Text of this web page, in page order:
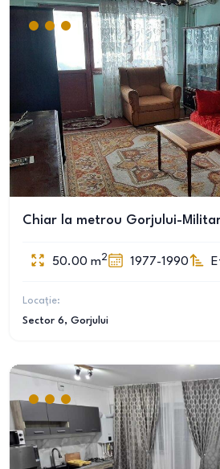
Chiar la metrou Gorjului-
50.00 m2 1977-1990
Locație:
Sector 6, Gorjului